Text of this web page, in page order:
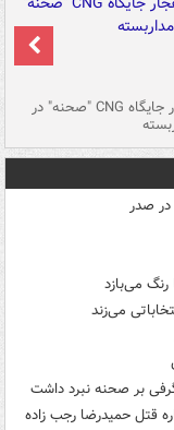
لحظه انفجار جایگاه CNG "صحنه" در
در صدر
می‌بازد
می‌زند
بر صحنه نبرد داشت
قتل حمیدرضا رجب زاده